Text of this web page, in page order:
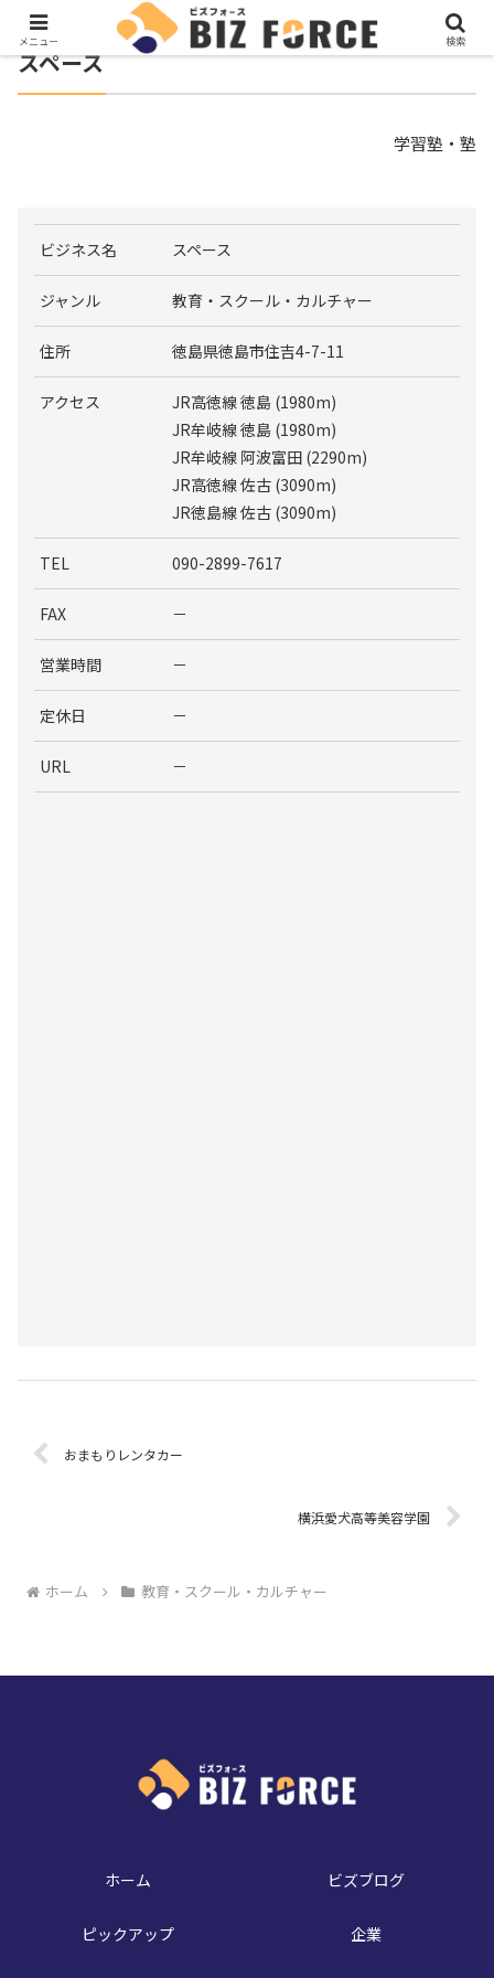
スペース
学習塾・塾
ビジネス名 スペース
ジャンル 教育・スクール・カルチャー
住所 徳島県徳島市住吉4-7-11
アクセス
JR高徳線 徳島 (1980m)
JR牟岐線 徳島 (1980m)
JR牟岐線 阿波富田 (2290m)
JR高徳線 佐古 (3090m)
JR徳島線 佐古 (3090m)
TEL 090-2899-7617
FAX －
営業時間 －
定休日 －
URL －
おまもりレンタカー
横浜愛犬高等美容学園
ホーム 教育・スクール・カルチャー
ホーム ビズブログ
ピックアップ 企業
メニュー 検索